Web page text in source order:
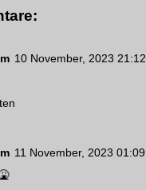
10 November, 2023 21:12
11 November, 2023 01:09